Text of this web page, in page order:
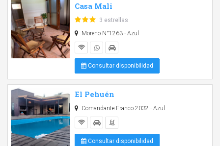
Casa Mali
3 estrellas
Moreno N°1263 - Azul
Consultar disponibilidad
El Pehuén
Comandante Franco 2032 - Azul
Consultar disponibilidad